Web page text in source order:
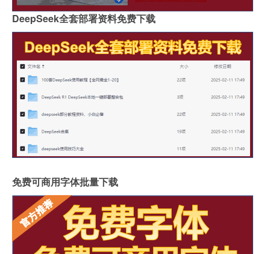
DeepSeek全套部署资料免费下载
免费可商用字体批量下载